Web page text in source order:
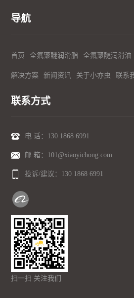
导航
首页 全氟聚醚润滑脂 全氟聚醚润滑油
解决方案 新闻资讯 关于小亦虫 联系
联系方式
电 话： 130 1868 6991
邮 箱：101@xiaoyichong.com
投诉/建议： 130 1868 6991
扫一扫 关注我们